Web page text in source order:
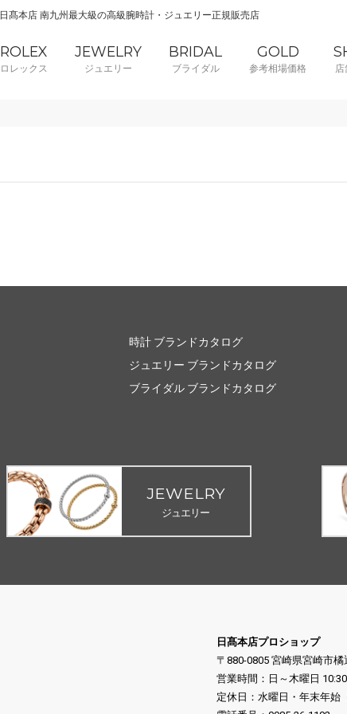
日髙本店 南九州最大級の高級腕時計・ジュエリー正規販売店
ROLEX
ロレックス
JEWELRY
ジュエリー
BRIDAL
ブライダル
GOLD
参考相場価格 店
時計 ブランドカタログ
ジュエリー ブランドカタログ
ブライダル ブランドカタログ
JEWELRY
ジュエリー
日髙本店プロショップ
〒880-0805 宮崎県宮崎市
営業時間：日～木曜日
定休日：水曜日・年末年始